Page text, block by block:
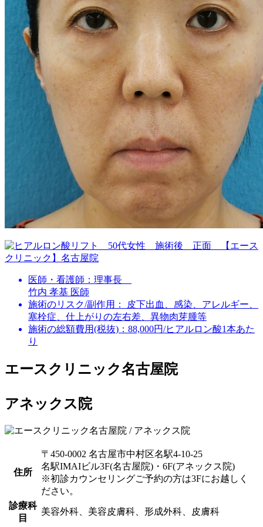
医師・看護師： 理事長
竹内 孝基 医師
施術のリスク/副作用：
皮下出血、感染、アレルギー、
塞栓症、仕上がりの左右差、異物肉芽腫等
施術の総額費用(税抜)： 88,000円/ヒアルロン酸1本あた
り
エースクリニック名古屋院
アネックス院
住所
〒450-0002 名古屋市中村区名駅4-10-25
名駅IMAIビル3F(名古屋院)・6F(アネックス院)
※初診カウンセリングご予約の方は3Fにお越しく
ださい。
診療科
目
美容外科、美容皮膚科、形成外科、皮膚科